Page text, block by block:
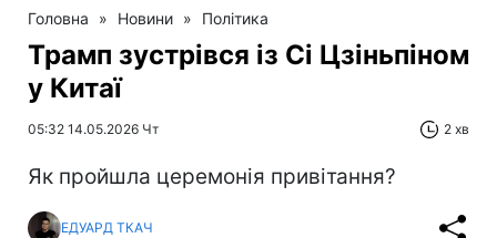
Головна » Новини » Політика
Трамп зустрівся із Сі Цзіньпіном
у Китаї
05:32 14.05.2026 Чт 2 хв
Як пройшла церемонія привітання?
ЕДУАРД ТКАЧ